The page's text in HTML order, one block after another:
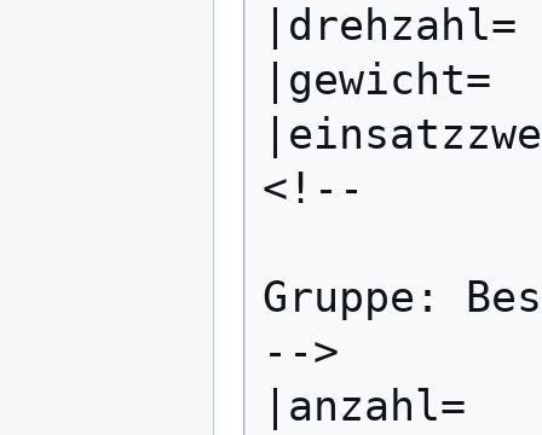
|drehzahl=
|gewicht=
<!--
Gruppe:
-->
|anzahl=